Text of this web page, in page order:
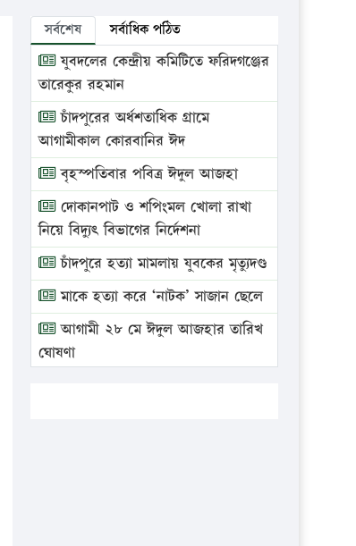
সর্বশেষ সর্বাধিক পঠিত
যুবদলের কেন্দ্রীয় কমিটিতে ফরিদগঞ্জের
তারেকুর রহমান
চাঁদপুরের অর্ধশতাধিক গ্রামে
আগামীকাল কোরবানির ঈদ
বৃহস্পতিবার পবিত্র ঈদুল আজহা
দোকানপাট ও শপিংমল খোলা রাখা
নিয়ে বিদ্যুৎ বিভাগের নির্দেশনা
চাঁদপুরে হত্যা মামলায় যুবকের মৃত্যুদণ্ড
মাকে হত্যা করে ‘নাটক’ সাজান ছেলে
আগামী ২৮ মে ঈদুল আজহার তারিখ
ঘোষণা